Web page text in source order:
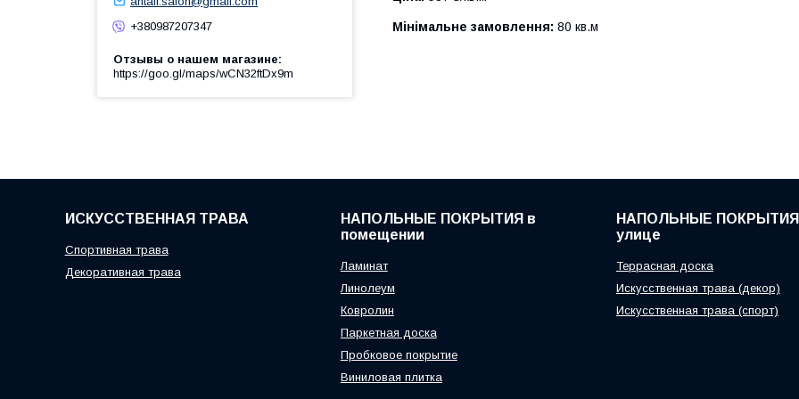
Мінімальне замовлення: 80 кв.м
+380987207347
Отзывы о нашем магазине
https://goo.gl/maps/wCN32ftDx9m
ИСКУССТВЕННАЯ ТРАВА
Спортивная трава
Декоративная трава
НАПОЛЬНЫЕ ПОКРЫТИЯ в
помещении
Ламинат
Линолеум
Ковролин
Паркетная доска
Пробковое покрытие
Виниловая плитка
НАПОЛЬНЫЕ ПОКРЫТИЯ
улице
Террасная доска
Искусственная трава (декор)
Искусственная трава (спорт)